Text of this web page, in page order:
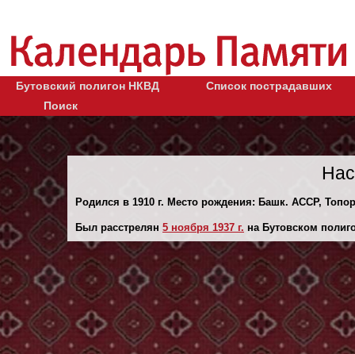
Бутовский полигон НКВД
Список пострадавших
Поиск
Родился в 1910 г. Место рождения: Башк. АССР,
Был расстрелян 5 ноября 1937 г. на Бутовском